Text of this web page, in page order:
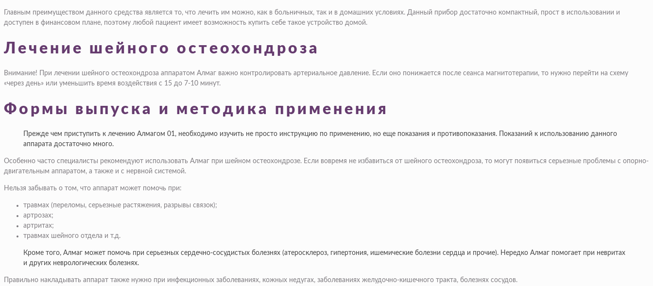
Главным преимуществом данного средства является то, что лечить им можно, как в больничных, так и в домашних условиях. Данный прибор достаточно компактный, прост в использовании и
доступен в финансовом плане, поэтому любой пациент имеет возможность купить себе такое устройство домой.
Лечение шейного остеохондроза
Внимание! При лечении шейного остеохондроза аппаратом Алмаг важно контролировать артериальное давление. Если оно понижается после сеанса магнитотерапии, то нужно перейти на схему
«через день» или уменьшить время воздействия с 15 до 7-10 минут.
Формы выпуска и методика применения
Прежде чем приступить к лечению Алмагом 01, необходимо изучить не просто инструкцию по применению, но еще показания и противопоказания. Показаний к использованию данного
аппарата достаточно много.
Особенно часто специалисты рекомендуют использовать Алмаг при шейном остеохондрозе. Если вовремя не избавиться от шейного остеохондроза, то могут появиться серьезные проблемы с опорно-
двигательным аппаратом, а также и с нервной системой.
Нельзя забывать о том, что аппарат может помочь при:
травмах (переломы, серьезные растяжения, разрывы связок);
артрозах;
артритах;
травмах шейного отдела и т.д.
Кроме того, Алмаг может помочь при серьезных сердечно-сосудистых болезнях (атеросклероз, гипертония, ишемические болезни сердца и прочие). Нередко Алмаг помогает при невритах
и других неврологических болезнях.
Правильно накладывать аппарат также нужно при инфекционных заболеваниях, кожных недугах, заболеваниях желудочно-кишечного тракта, болезнях сосудов.